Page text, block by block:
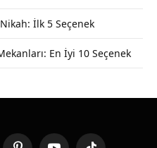
İlk 5 Seçenek
En İyi 10 Seçenek